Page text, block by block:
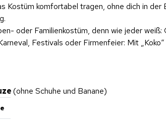
Kostüm komfortabel tragen, ohne dich in
oder Familienkostüm, denn wie jeder
Festivals oder Firmenfeier: Mit
(ohne Schuhe und Banane)